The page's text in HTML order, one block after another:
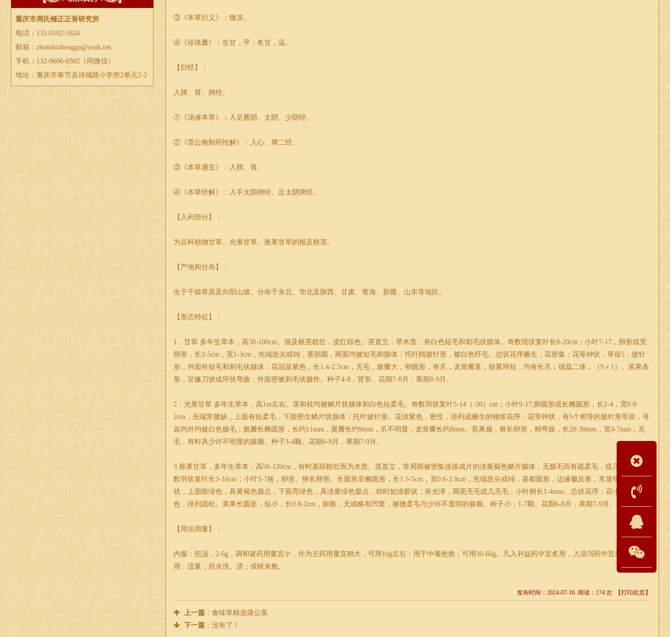
重庆市周氏锤正正骨研究所
电话：131-0102-1624
邮箱：zhoushizhenggu@yeah.net
手机：132-0606-0302（同微信）
地址：重庆市奉节县诗城路小学旁2单元2-2
③《本草衍义》：微凉。
④《珍珠囊》：生甘，平；炙甘，温。
【归经】：
入脾、胃、肺经。
①《汤液本草》：入足厥阴、太阴、少阴经。
②《雷公炮制药性解》：入心、脾二经。
③《本草通玄》：入脾、胃。
④《本草经解》：入手太阴肺经、足太阴脾经。
【入药部分】：
为豆科植物甘草、光果甘草、胀果甘草的根及根茎。
【产地和分布】：
生于干燥草原及向阳山坡。分布于东北、华北及陕西、甘肃、青海、新疆、山东等地区。
【形态特征】：
1．甘草 多年生草本，高30-100cm。很及根茎粗壮，皮红棕色。茎直立，带木质，有白色短毛和刺毛状腺体。奇数现状复叶长8-20cm；小叶7-17，卵形或宽
卵形，长2-5cm，宽1-3cm，先端急尖或钝，基部圆，两面均被短毛和腺体；托叶阔披针形，被白色纤毛。总状花序腋生，花密集；花萼钟状，萼齿5，披针
形，外面有短毛和刺毛状腺体；花冠蓝紫色，长1.4-2.5cm，无毛，旗瓣大，卵圆形，有爪，龙骨瓣直，较翼辩短，均有长爪；雄蕊二体，（9＋1）。荚果条
形，呈镰刀状或环状弯曲，外面密被刺毛状腺作。种子4-8，肾形。花期7-8月，果期8-9月。
2．光果甘草 多年生草本，高1m左右。茎和枝均被鳞片状腺体和白色短柔毛。奇数羽状复叶5-14（-20）cm；小叶9-17,卵圆形或长椭圆形，长2-4，宽0.8-
2cm，先端常微缺，上面有短柔毛，下面密生鳞片状腺体；托叶披针形。花淡紫色，密生，排列成腋生的穗状花序；花萼钟状，有5个相等的披针形萼齿，萼
齿内外均被白色腺毛；旗瓣长椭圆形，长约11mm，翼瓣长约9mm，爪不明显，龙骨瓣长约8mm。荚果扁，狭长卵形，稍弯曲，长20-30mm，宽4-7mm，无
毛，有时具少许不明显的腺瘤。种子3-4颗。花期6-8月，果期7-9月。
3.胀果甘草．多年生草本，高50-120cm，有时基部粗壮而为木质。茎直立，常局部被密集连接成片的淡黄褐色鳞片腺体，无腺毛而有疏柔毛，或几无毛。奇
数羽状复叶长3-16cm；小叶3-7枚，卵形、狭长卵形、长圆形至椭圆形，长1.5-5cm，宽0.6-2.8cm，先端急尖或钝，基都圆形，边缘徽反卷，常显明为波卷
状，上面暗绿色，具黄褐色腺点，下面亮绿色，具淡黄绿色腺点，幼时如涂胶状，有光泽，两面无毛或几无毛；小叶柄长1-4mm。总状花序；花小，紫红
色，排列疏松。荚果长圆形，短小，长0.8-2cm，膨胀，无或略有凹窝，被微柔毛与少许不显明的腺瘤。种子小，1-7颗。花期6-8月，果期7-9月。
【用法用量】：
内服：煎汤，2-6g，调和诸药用量宜小，作为主药用量宜稍大，可用10g左右；用于中毒抢救，可用30-60g。凡入补益药中宜炙用，入清泻药中宜生用。外
用：适量，煎水洗、渍；或研末敷。
发布时间：2024-07-16 阅读：174 次 【打印此页】
上一篇： 食味草精选蒲公英
下一篇：没有了！